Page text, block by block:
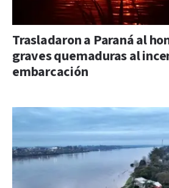
Trasladaron a Paraná al
graves quemaduras al
embarcación